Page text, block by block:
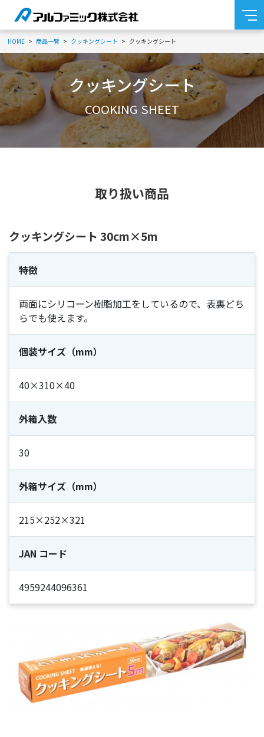
HOME 商品一覧 クッキングシート クッキングシート
クッキングシート
COOKING SHEET
取り扱い商品
クッキングシート 30cm×5m
特徴
両面にシリコーン樹脂加工をしているので、表裏どち
らでも使えます。
個装サイズ（mm）
40×310×40
外箱入数
30
外箱サイズ（mm）
215×252×321
JAN コード
4959244096361